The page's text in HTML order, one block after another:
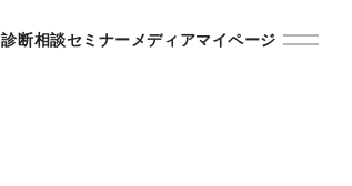
診断相談セミナーメディアマイページ